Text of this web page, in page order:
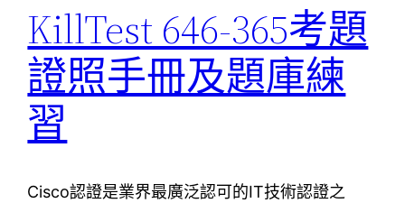
KillTest 646-365考題
證照手冊及題庫練
習
Cisco認證是業界最廣泛認可的IT技術認證之